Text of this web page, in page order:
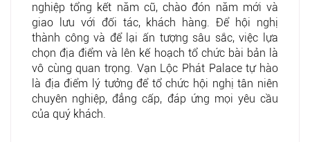
nghiệp tổng kết năm cũ, chào đón năm mới và
giao lưu với đối tác, khách hàng. Để hội nghị
thành công và để lại ấn tượng sâu sắc, việc lựa
chọn địa điểm và lên kế hoạch tổ chức bài bản là
vô cùng quan trọng. Vạn Lộc Phát Palacetự hào
là địa điểm lý tưởng để tổ chức hội nghị tân niên
chuyên nghiệp, đẳng cấp, đáp ứng mọi yêu cầu
của quý khách.